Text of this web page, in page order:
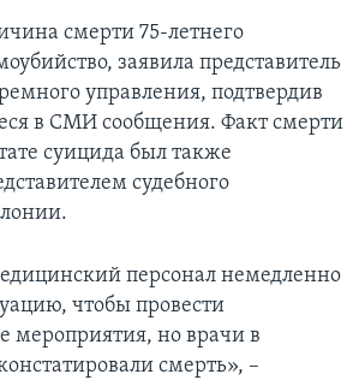
смерти 75-летнего
заявила представитель
управления, подтвердив
в СМИ сообщения. Факт смерти
суицида был также
судебного
персонал немедленно
чтобы провести
мероприятия, но врачи в
смерть», –